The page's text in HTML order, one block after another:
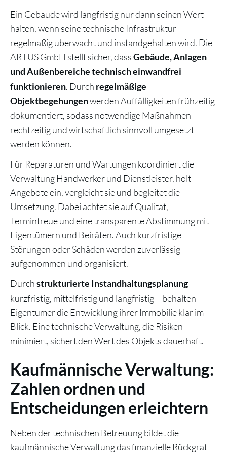
Ein Gebäude wird langfristig nur dann seinen Wert
halten, wenn seine technische Infrastruktur
regelmäßig überwacht und instandgehalten wird. Die
ARTUS GmbH stellt sicher, dassGebäude, Anlagen
und Außenbereiche technisch einwandfrei
funktionieren. Durch regelmäßige
Objektbegehungenwerden Auffälligkeiten frühzeitig
dokumentiert, sodass notwendige Maßnahmen
rechtzeitig und wirtschaftlich sinnvoll umgesetzt
werden können.
Für Reparaturen und Wartungen koordiniert die
Verwaltung Handwerker und Dienstleister, holt
Angebote ein, vergleicht sie und begleitet die
Umsetzung. Dabei achtet sie auf Qualität,
Termintreue und eine transparente Abstimmung mit
Eigentümern und Beiräten. Auch kurzfristige
Störungen oder Schäden werden zuverlässig
aufgenommen und organisiert.
Durchstrukturierte Instandhaltungsplanung–
kurzfristig, mittelfristig und langfristig – behalten
Eigentümer die Entwicklung ihrer Immobilie klar im
Blick. Eine technische Verwaltung, die Risiken
minimiert, sichert den Wert des Objekts dauerhaft.
Kaufmännische Verwaltung:
Zahlen ordnen und
Entscheidungen erleichtern
Neben der technischen Betreuung bildet die
kaufmännische Verwaltung das finanzielle Rückgrat